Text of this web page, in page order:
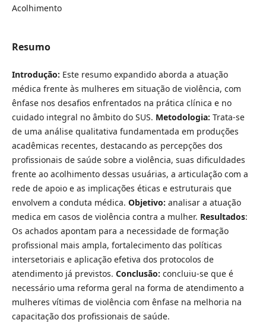
Acolhimento
Resumo
Introdução: Este resumo expandido aborda a atuação
médica frente às mulheres em situação de violência, com
ênfase nos desafios enfrentados na prática clínica e no
cuidado integral no âmbito do SUS. Metodologia: Trata-se
de uma análise qualitativa fundamentada em produções
acadêmicas recentes, destacando as percepções dos
profissionais de saúde sobre a violência, suas dificuldades
frente ao acolhimento dessas usuárias, a articulação com a
rede de apoio e as implicações éticas e estruturais que
envolvem a conduta médica. Objetivo: analisar a atuação
medica em casos de violência contra a mulher. Resultados:
Os achados apontam para a necessidade de formação
profissional mais ampla, fortalecimento das políticas
intersetoriais e aplicação efetiva dos protocolos de
atendimento já previstos. Conclusão: concluiu-se que é
necessário uma reforma geral na forma de atendimento a
mulheres vítimas de violência com ênfase na melhoria na
capacitação dos profissionais de saúde.